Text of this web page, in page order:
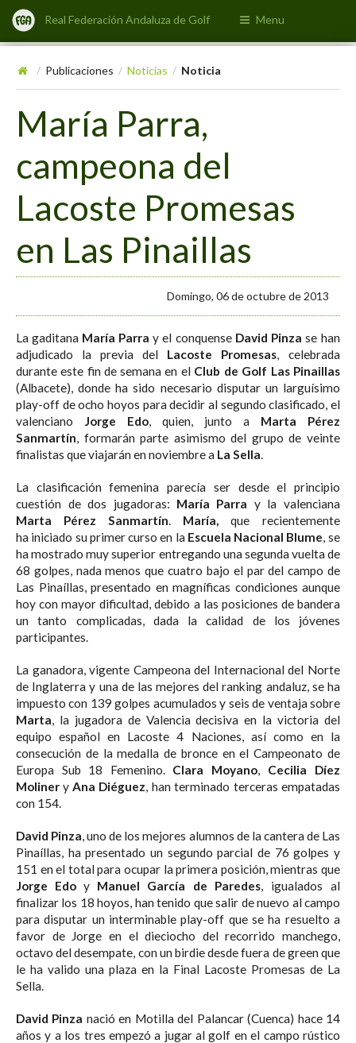
Real Federación Andaluza de Golf Menu
/ Publicaciones / Noticias / Noticia
María Parra,
campeona del
Lacoste Promesas
en Las Pinaillas
Domingo, 06 de octubre de 2013
La gaditana María Parra y el conquense David Pinza se han
adjudicado la previa del Lacoste Promesas , celebrada
durante este fin de semana en el Club de Golf Las Pinaillas
(Albacete), donde ha sido necesario disputar un larguísimo
play-off de ocho hoyos para decidir al segundo clasificado, el
valenciano
Jorge Edo , quien, junto a Marta Pérez
Sanmartín , formarán parte asimismo del grupo de veinte
finalistas que viajarán en noviembre a La Sella
La clasificación femenina parecía ser desde el principio
cuestión de dos jugadoras: María Parra y la valenciana
Marta Pérez Sanmartín
María, que recientemente
ha iniciado su primer curso en la Escuela Nacional Blume , se
ha mostrado muy superior entregando una segunda vuelta de
68 golpes, nada menos que cuatro bajo el par del campo de
Las Pinaíllas, presentado en magníficas condiciones aunque
hoy con mayor dificultad, debido a las posiciones de bandera
un tanto complicadas, dada la calidad de los jóvenes
participantes.
La ganadora, vigente Campeona del Internacional del Norte
de Inglaterra y una de las mejores del ranking andaluz, se ha
impuesto con 139 golpes acumulados y seis de ventaja sobre
Marta, la jugadora de Valencia decisiva en la victoria del
equipo español en Lacoste 4 Naciones, así como en la
consecución de la medalla de bronce en el Campeonato de
Europa Sub 18 Femenino. Clara Moyano, Cecilia Díez
Moliner y Ana Diéguez, han terminado terceras empatadas
con 154.
David Pinza, uno de los mejores alumnos de la cantera de Las
Pinaíllas, ha presentado un segundo parcial de 76 golpes y
151 en el total para ocupar la primera posición, mientras que
Jorge Edo y Manuel García de Paredes, igualados al
finalizar los 18 hoyos, han tenido que salir de nuevo al campo
para disputar un interminable play-off que se ha resuelto a
favor de Jorge en el dieciocho del recorrido manchego,
octavo del desempate, con un birdie desde fuera de green que
le ha valido una plaza en la Final Lacoste Promesas de La
Sella.
David Pinza nació en Motilla del Palancar (Cuenca) hace 14
años y a los tres empezó a jugar al golf en el campo rústico